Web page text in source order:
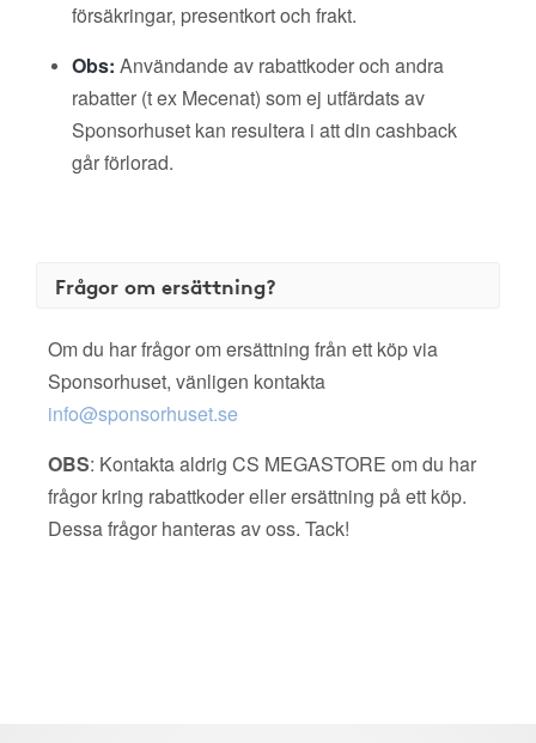
försäkringar, presentkort och frakt.
Obs: Användande av rabattkoder och andra
rabatter (t ex Mecenat) som ej utfärdats av
Sponsorhuset kan resultera i att din cashback
går förlorad.
Frågor om ersättning?
Om du har frågor om ersättning från ett köp via
Sponsorhuset, vänligen kontakta
info@sponsorhuset.se
OBS: Kontakta aldrig CS MEGASTORE om du har
frågor kring rabattkoder eller ersättning på ett köp.
Dessa frågor hanteras av oss. Tack!